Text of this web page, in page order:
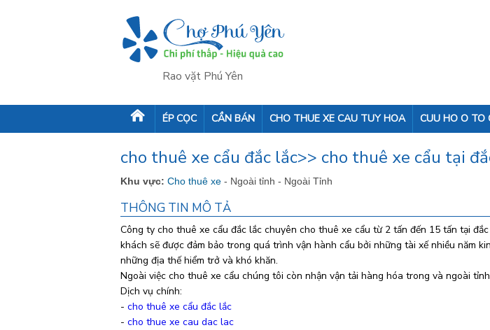
Rao vặt Phú Yên
ÉP CỌC CẦN BÁN CHO THUE XE CAU TUY HOA CUU HO O TO
cho thuê xe cẩu đắc lắc>> cho thuê xe cẩu tại
Khu vực: Cho thuê xe - Ngoài tỉnh - Ngoài Tỉnh
THÔNG TIN MÔ TẢ
Công ty cho thuê xe cẩu đắc lắc chuyên cho thuê xe cẩu từ 2 tấn đến 15 tấn tại
khách sẽ được đảm bảo trong quá trình vận hành cẩu bởi những tài xế nhiều năm
những địa thế hiểm trở và khó khăn.
Ngoài việc cho thuê xe cẩu chúng tôi còn nhận vận tải hàng hóa trong và ngoài
Dịch vụ chính:
- cho thuê xe cẩu đắc lắc
- cho thue xe cau dac lac